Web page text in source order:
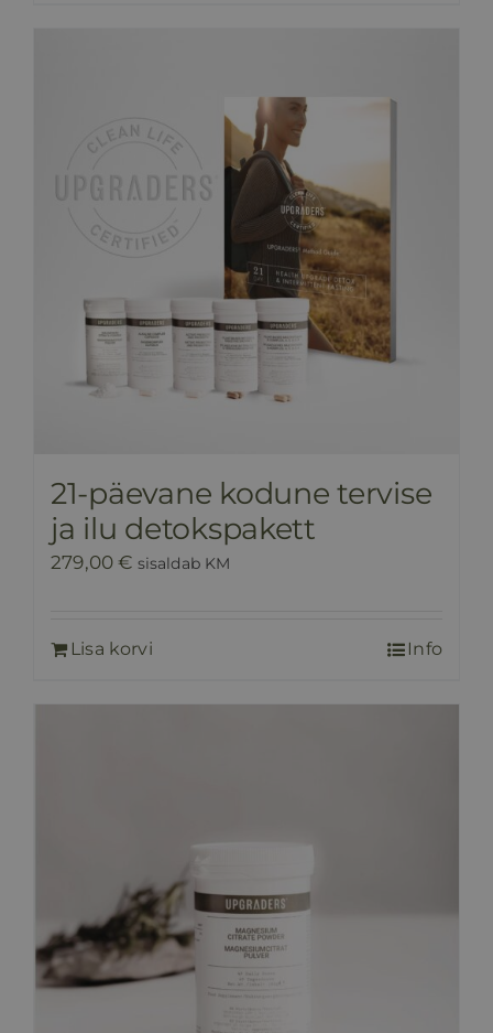
21-päevane kodune tervise
ja ilu detokspakett
279,00€ sisaldab KM
Lisa korvi Info